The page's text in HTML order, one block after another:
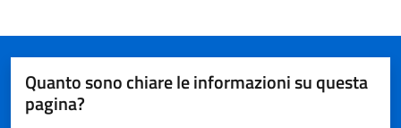
Quanto sono chiare le informazioni su questa
pagina?